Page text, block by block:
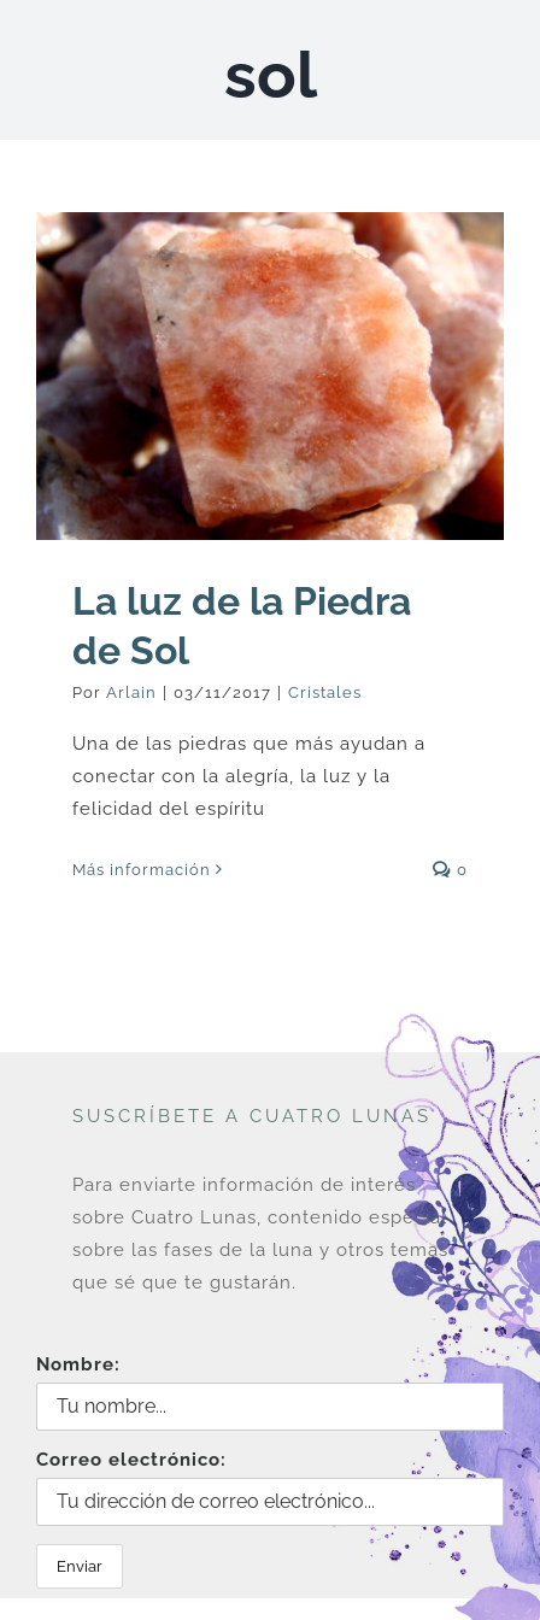
ARTÍCULOS
ACERCA
CONTACTO
Carrito
sol
La luz de la Piedra
de Sol
Por Arlain | 03/11/2017 | Cristales
Una de las piedras que más ayudan a
conectar con la alegría, la luz y la
felicidad del espíritu
Más información 0
SUSCRÍBETE A CUATRO LUNAS
Para enviarte información de interés
sobre Cuatro Lunas, contenido especial
sobre las fases de la luna y otros temas
que sé que te gustarán.
Nombre:
Correo electrónico: